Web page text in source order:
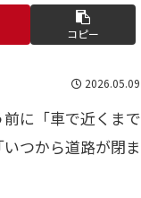
コピー
2026.05.09
に「車で近くまで
つから道路が閉ま